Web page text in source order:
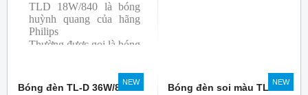
TLD 18W/840 là bóng
huỳnh quang của hãng
Philips
Thường được gọi là bóng
Bóng có độ hoàn màu
cao(Ra80) cùng quang
NEW
Bóng đèn TL-D 36W/865
NEW
Bóng đèn soi màu TL-D